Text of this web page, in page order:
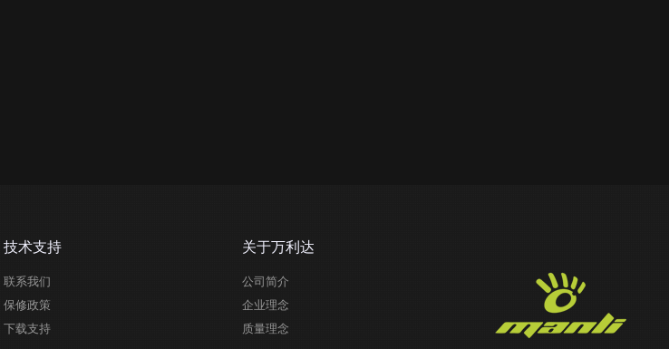
技术支持
联系我们
保修政策
下载支持
关于万利达
公司简介
企业理念
质量理念